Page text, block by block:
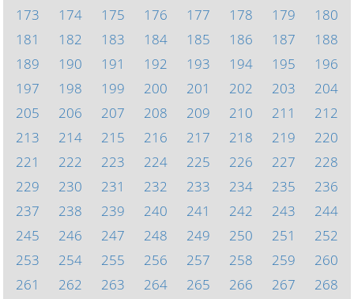
173
174 175 176 177 178 179
180
181
182 183 184 185 186 187
188
189
190 191 192 193 194 195
196
197
198 199 200 201 202 203
204
205
206 207 208 209 210 211
212
213
214 215 216 217 218 219
220
221
222 223 224 225 226 227
228
229
230 231 232 233 234 235
236
237
238 239 240 241 242 243
244
245
246 247 248 249 250 251
252
253
254 255 256 257 258 259
260
261
262 263 264 265 266 267
268